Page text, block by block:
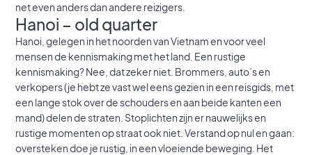
net even anders dan andere reizigers.
Hanoi – old quarter
Hanoi, gelegen in het noorden van Vietnam en voor veel
mensen de kennismaking met het land. Een rustige
kennismaking? Nee, dat zeker niet. Brommers, auto’s en
verkopers (je hebt ze vast wel eens gezien in een reisgids, met
een lange stok over de schouders en aan beide kanten een
mand) delen de straten. Stoplichten zijn er nauwelijks en
rustige momenten op straat ook niet. Verstand op nul en gaan:
oversteken doe je rustig, in een vloeiende beweging. Het